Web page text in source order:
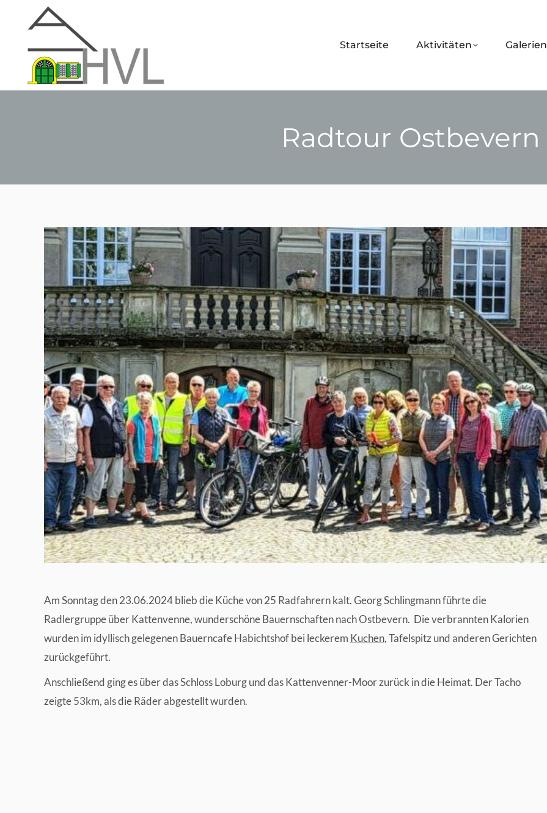
Startseite Aktivitäten Galerien
Radtour Ostbevern
Am Sonntag den 23.06.2024 blieb die Küche von 25 Radfahrern kalt. Georg Schlingmann führte die
Radlergruppe über Kattenvenne, wunderschöne Bauernschaften nach Ostbevern. Die verbrannten Kalorien
wurden im idyllisch gelegenen Bauerncafe Habichtshof bei leckerem Kuchen, Tafelspitz und anderen Gerichten
zurückgeführt.
Anschließend ging es über das Schloss Loburg und das Kattenvenner-Moor zurück in die Heimat. Der Tacho
zeigte 53km, als die Räder abgestellt wurden.